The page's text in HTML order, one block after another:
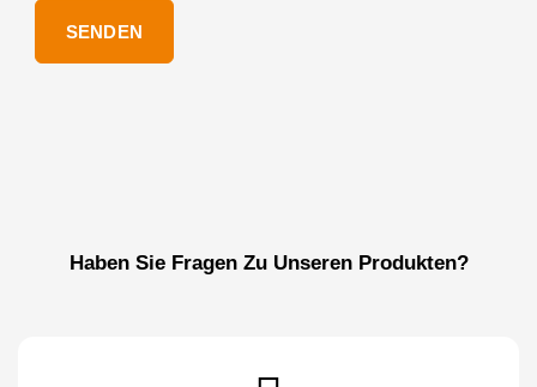
SENDEN
Haben Sie Fragen Zu Unseren Produkten?